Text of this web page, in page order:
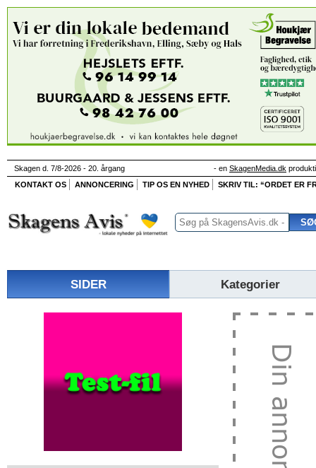
Skagen d. 7/8-2026 - 20. årgang - en SkagenMedia.dk
KONTAKT OS
ANNONCERING TIP OS EN NYHED SKRIV TIL: “ORDET ER
SIDER Kategorier